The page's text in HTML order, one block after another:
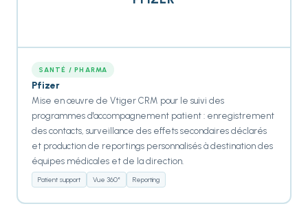
SANTÉ / PHARMA
Pfizer
Mise en œuvre de Vtiger CRM pour le suivi des
programmes d'accompagnement patient : enregistrement
des contacts, surveillance des effets secondaires déclarés
et production de reportings personnalisés à destination des
équipes médicales et de la direction.
Patient support Vue 360° Reporting